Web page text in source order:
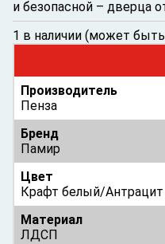
и безопасной – дверца
1 в наличии (может
Производитель
Пенза
Бренд
Памир
Цвет
Крафт белый/Антрацит
Материал
ЛДСП